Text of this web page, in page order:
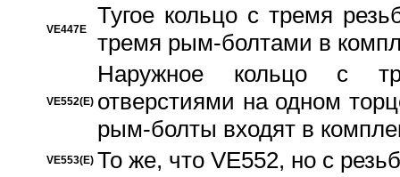
VE447E
Тугое кольцо с тремя
тремя рым-болтами в
VE552(E)
Наружное кольцо с
отверстиями на одном
рым-болты входят в
VE553(E) То же, что VE552, но с